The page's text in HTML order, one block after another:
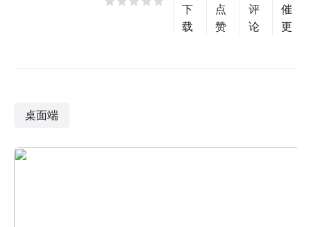
下
载
点
赞
评
论
催
更
桌面端